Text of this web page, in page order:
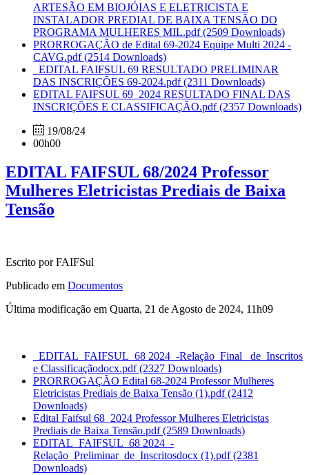
ARTESÃO EM BIOJÓIAS E ELETRICISTA E
INSTALADOR PREDIAL DE BAIXA TENSÃO DO
PROGRAMA MULHERES MIL.pdf(2509 Downloads)
PRORROGAÇÃO de Edital 69-2024 Equipe Multi 2024 -
CAVG.pdf(2514 Downloads)
_EDITAL FAIFSUL 69 RESULTADO PRELIMINAR
DAS INSCRIÇÕES 69-2024.pdf(2311 Downloads)
EDITAL FAIFSUL 69_2024 RESULTADO FINAL DAS
INSCRIÇÕES E CLASSIFICAÇÃO.pdf(2357 Downloads)
19/08/24
00h00
EDITAL FAIFSUL 68/2024 Professor
Mulheres Eletricistas Prediais de Baixa
Tensão
Escrito por FAIFSul
Publicado em Documentos
Última modificação em Quarta, 21 de Agosto de 2024, 11h09
_EDITAL_FAIFSUL_68 2024_-Relação_Final _de_Inscritos
e Classificaçãodocx.pdf(2327 Downloads)
PRORROGAÇÃO Edital 68-2024 Professor Mulheres
Eletricistas Prediais de Baixa Tensão (1).pdf(2412
Downloads)
Edital Faifsul 68_2024 Professor Mulheres Eletricistas
Prediais de Baixa Tensão.pdf(2589 Downloads)
EDITAL_FAIFSUL_68 2024_-
Relação_Preliminar_de_Inscritosdocx (1).pdf(2381
Downloads)